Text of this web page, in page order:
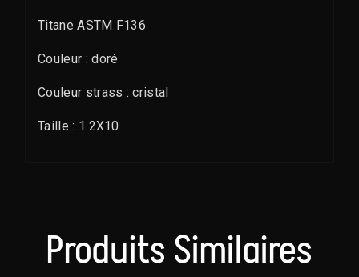
Titane ASTM F136
Couleur : doré
Couleur strass : cristal
Taille : 1.2X10
Produits Similaires